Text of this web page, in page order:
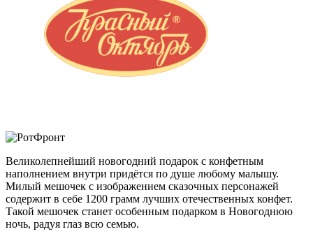
Великолепнейший новогодний подарок с конфетным
наполнением внутри придётся по душе любому малышу.
Милый мешочек с изображением сказочных персонажей
содержит в себе 1200 грамм лучших отечественных конфет.
Такой мешочек станет особенным подарком в Новогоднюю
ночь, радуя глаз всю семью.